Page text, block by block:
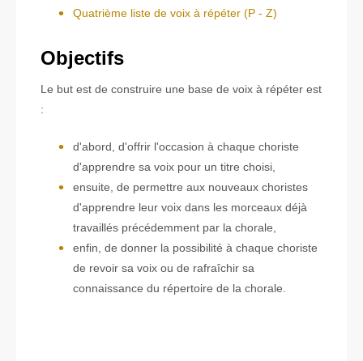
Quatrième liste de voix à répéter (P - Z)
Objectifs
Le but est de construire une base de voix à répéter est
:
d'abord, d'offrir l'occasion à chaque choriste
d'apprendre sa voix pour un titre choisi,
ensuite, de permettre aux nouveaux choristes
d'apprendre leur voix dans les morceaux déjà
travaillés précédemment par la chorale,
enfin, de donner la possibilité à chaque choriste
de revoir sa voix ou de rafraîchir sa
connaissance du répertoire de la chorale.